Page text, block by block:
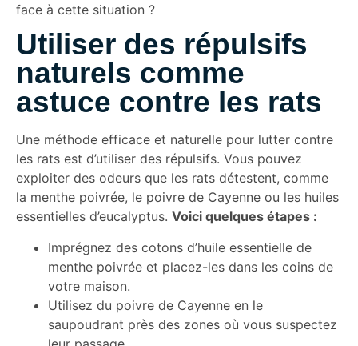
face à cette situation ?
Utiliser des répulsifs
naturels comme
astuce contre les rats
Une méthode efficace et naturelle pour lutter contre
les rats est d’utiliser des répulsifs. Vous pouvez
exploiter des odeurs que les rats détestent, comme
la menthe poivrée, le poivre de Cayenne ou les huiles
essentielles d’eucalyptus. Voici quelques étapes :
Imprégnez des cotons d’huile essentielle de
menthe poivrée et placez-les dans les coins de
votre maison.
Utilisez du poivre de Cayenne en le
saupoudrant près des zones où vous suspectez